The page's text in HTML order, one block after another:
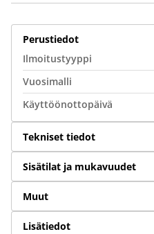
Perustiedot
Ilmoitustyyppi
Vuosimalli
Käyttöönottopäivä
Tekniset tiedot
Sisätilat ja mukavuudet
Muut
Lisätiedot